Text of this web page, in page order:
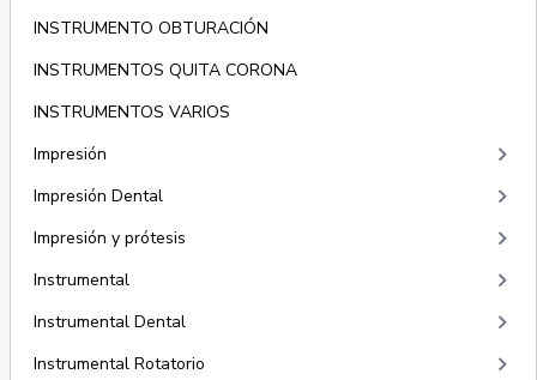
INSTRUMENTO OBTURACIÓN
INSTRUMENTOS QUITA CORONA
INSTRUMENTOS VARIOS
Impresión
keyboard_arrow_right
Impresión Dental keyboard_arrow_right
Impresión y prótesis keyboard_arrow_right
Instrumental keyboard_arrow_right
Instrumental Dental keyboard_arrow_right
Instrumental Rotatorio keyboard_arrow_right